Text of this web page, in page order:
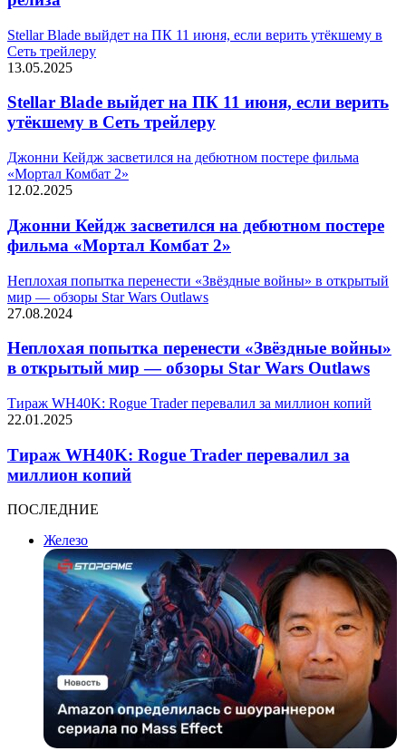
Stellar Blade выйдет на ПК 11 июня, если верить утёкшему в
Сеть трейлеру
13.05.2025
Stellar Blade выйдет на ПК 11 июня, если верить
утёкшему в Сеть трейлеру
Джонни Кейдж засветился на дебютном постере фильма
«Мортал Комбат 2»
12.02.2025
Джонни Кейдж засветился на дебютном постере
фильма «Мортал Комбат 2»
Неплохая попытка перенести «Звёздные войны» в открытый
мир — обзоры Star Wars Outlaws
27.08.2024
Неплохая попытка перенести «Звёздные войны»
в открытый мир — обзоры Star Wars Outlaws
Тираж WH40K: Rogue Trader перевалил за миллион копий
22.01.2025
Тираж WH40K: Rogue Trader перевалил за
миллион копий
ПОСЛЕДНИЕ
Железо